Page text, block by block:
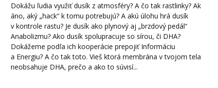
Dokážu ľudia využiť dusík z atmosféry? A čo tak rastlinky? Ak
áno, aký „hack“ k tomu potrebujú? A akú úlohu hrá dusík
v kontrole rastu? Je dusík ako plynový aj „brzdový pedál“
Anabolizmu? Ako dusík spolupracuje so sírou, či DHA?
Dokážeme podľa ich kooperácie prepojiť Informáciu
a Energiu? A čo tak toto. Vieš ktorá membrána v tvojom tela
neobsahuje DHA, prečo a ako to súvisí...